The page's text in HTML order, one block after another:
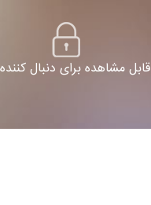
قابل مشاهده برای دنبال